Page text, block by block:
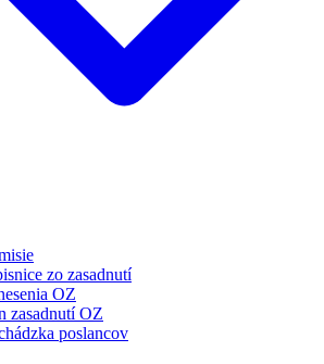
zo zasadnutí
OZ
zasadnutí OZ
poslancov